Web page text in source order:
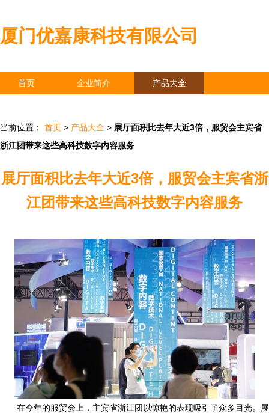
厦门优嘉康科技有限公司
首页 企业简介 产品大全
当前位置： 首页 > 产品大全 > 展厅面积比去年大近3倍，服贸会主宾省
浙江团带来这些高科技数字内容服务
展厅面积比去年大近3倍，服贸会主宾省浙
江团带来这些高科技数字内容服务
在今年的服贸会上，主宾省浙江团以惊艳的表现吸引了众多目光。展